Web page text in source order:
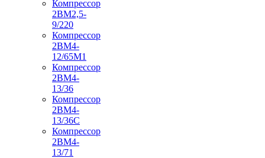
Компрессор
2ВМ2,5-
9/220
Компрессор
2ВМ4-
12/65М1
Компрессор
2ВМ4-
13/36
Компрессор
2ВМ4-
13/36С
Компрессор
2ВМ4-
13/71